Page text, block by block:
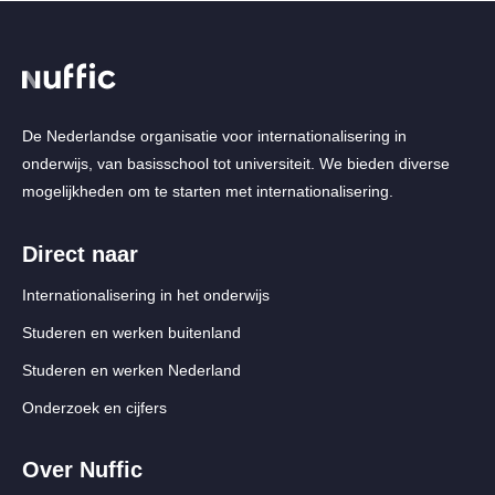
displayed
De Nederlandse organisatie voor internationalisering in
onderwijs, van basisschool tot universiteit. We bieden diverse
mogelijkheden om te starten met internationalisering.
Direct naar
Internationalisering in het onderwijs
Studeren en werken buitenland
Studeren en werken Nederland
Onderzoek en cijfers
Over Nuffic